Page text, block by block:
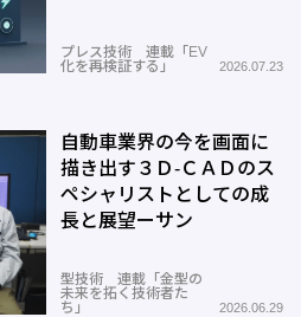
プレス技術 連載「EV
化を再検証する」
2026.07.23
自動車業界の今を画面に
描き出す３Ｄ-ＣＡＤのス
ペシャリストとしての成
長と展望ーサン
型技術 連載「金型の
未来を拓く技術者た
ち」
2026.06.29